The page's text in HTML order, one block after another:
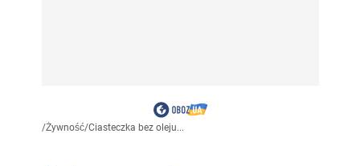
/Żywność/Ciasteczka bez oleju...